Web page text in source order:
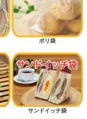
ポリ袋
サンドイッチ袋